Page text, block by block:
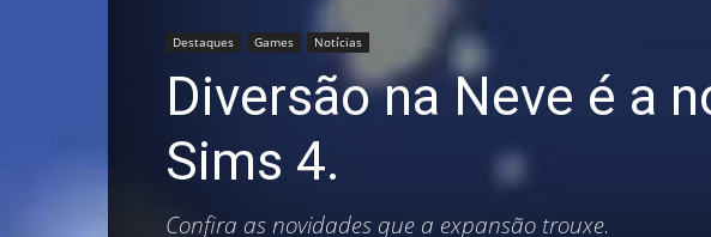
Destaques Games Notícias
Diversão na Neve é a
Sims 4.
Confira as novidades que a expansão trouxe.